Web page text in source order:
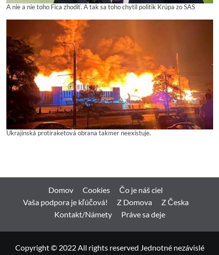
A nie a nie toho Fica zhodiť. A tak sa toho chytil politik Krúpa zo SAS
Ukrajinská protiraketová obrana takmer neexistuje.
Domov Cookies
Čo je náš ciel
Vaša podpora je kľúčová!
Z Domova
Z Česka
Kontakt/Námety
Práve sa deje
Copyright © 2022 All rights reserved Jednotné nezávislé